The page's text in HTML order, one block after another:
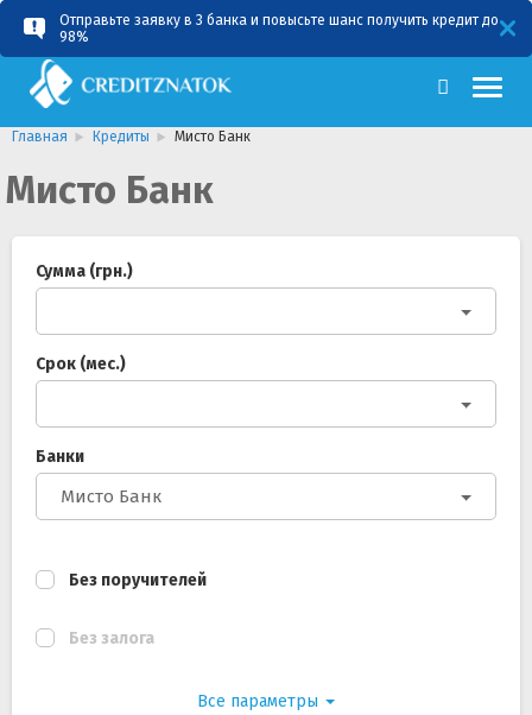
Отправьте заявку в 3 банка и повысьте шанс получить кредит до
98%
RU UA
Главная Кредиты Мисто Банк
Мисто Банк
Сумма (грн.)
Срок (мес.)
Банки
Мисто Банк
Без поручителей
Без залога
Все параметры